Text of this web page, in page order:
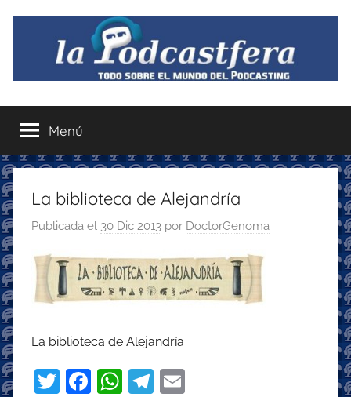
contenido
La
Podcastfera
el
mundo
del
podcasting
recomendaciones
disfrutar
Menú
La biblioteca de Alejandría
Publicada el 30 Dic 2013 por DoctorGenoma
La biblioteca de Alejandría
T
F
W T